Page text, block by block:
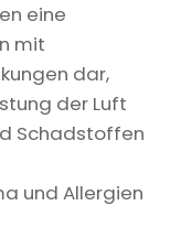
eine
mit
dar,
der Luft
Schadstoffen
und Allergien